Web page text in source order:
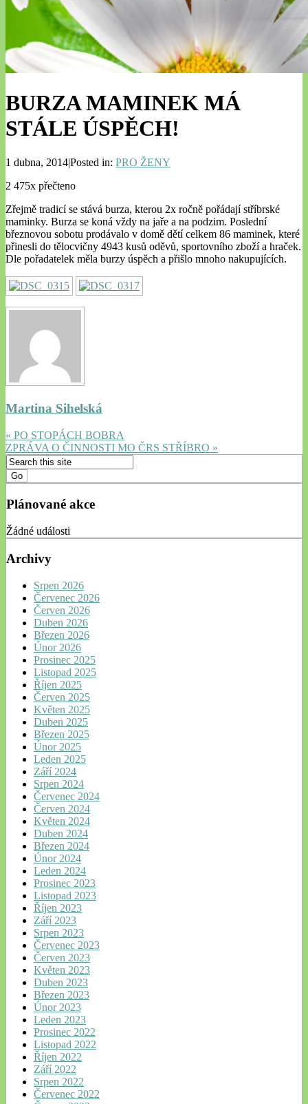
BURZA MAMINEK MÁ
STÁLE ÚSPĚCH!
1 dubna, 2014|Posted in: PRO ŽENY
2 475x přečteno
Zřejmě tradicí se stává burza, kterou 2x ročně pořádají stříbrské
maminky. Burza se koná vždy na jaře a na podzim. Poslední
březnovou sobotu prodávalo v domě dětí celkem 86 maminek, které
přinesli do tělocvičny 4943 kusů oděvů, sportovního zboží a hraček.
Dle pořadatelek měla burzy úspěch a přišlo mnoho nakupujících.
Martina Sihelská
« PO STOPÁCH BOBRA
ZPRÁVA O ČINNOSTI MO ČRS STŘÍBRO »
Plánované akce
Žádné události
Archivy
Srpen 2026
Červenec 2026
Červen 2026
Duben 2026
Březen 2026
Únor 2026
Prosinec 2025
Listopad 2025
Říjen 2025
Červen 2025
Květen 2025
Duben 2025
Březen 2025
Únor 2025
Leden 2025
Září 2024
Srpen 2024
Červenec 2024
Červen 2024
Květen 2024
Duben 2024
Březen 2024
Únor 2024
Leden 2024
Prosinec 2023
Listopad 2023
Říjen 2023
Září 2023
Srpen 2023
Červenec 2023
Červen 2023
Květen 2023
Duben 2023
Březen 2023
Únor 2023
Leden 2023
Prosinec 2022
Listopad 2022
Říjen 2022
Září 2022
Srpen 2022
Červenec 2022